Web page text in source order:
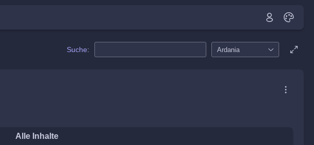
Suche: Ardania
Alle Inhalte